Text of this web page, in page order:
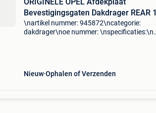
Bevestigingsgaten Dakdrager REAR 1
\nartikel nummer: 945872\ncategorie:
dakdrager\noe nummer: \nspecificaties:\n
Nieuw Ophalen of Verzenden